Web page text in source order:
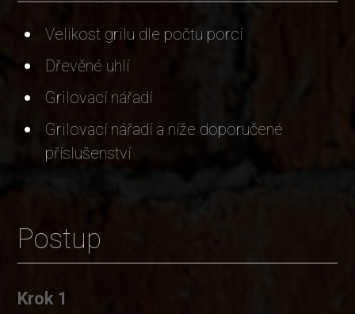
Velikost grilu dle počtu porcí
Dřevěné uhlí
Grilovací nářadí
Grilovací nářadí a níže doporučené
příslušenství
Postup
Krok 1